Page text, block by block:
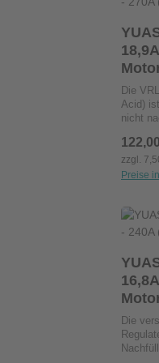
längere
Lagen
Die
Acid)
nicht
zzgl.
Preise
Die